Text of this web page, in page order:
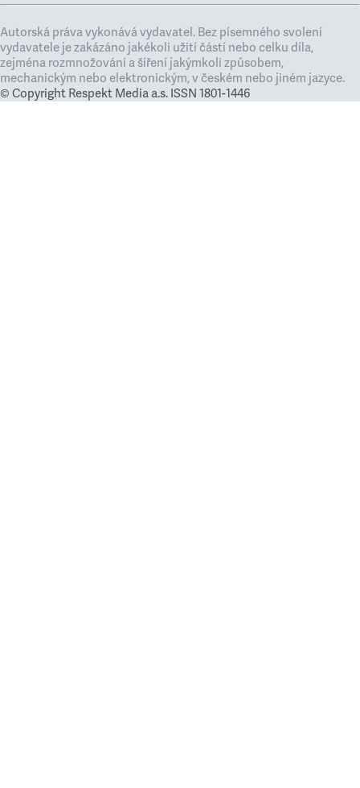
Autorská práva vykonává vydavatel. Bez písemného svolení
vydavatele je zakázáno jakékoli užití částí nebo celku díla,
zejména rozmnožování a šíření jakýmkoli způsobem,
mechanickým nebo elektronickým, v českém nebo jiném jazyce.
© Copyright Respekt Media a.s. ISSN 1801-1446